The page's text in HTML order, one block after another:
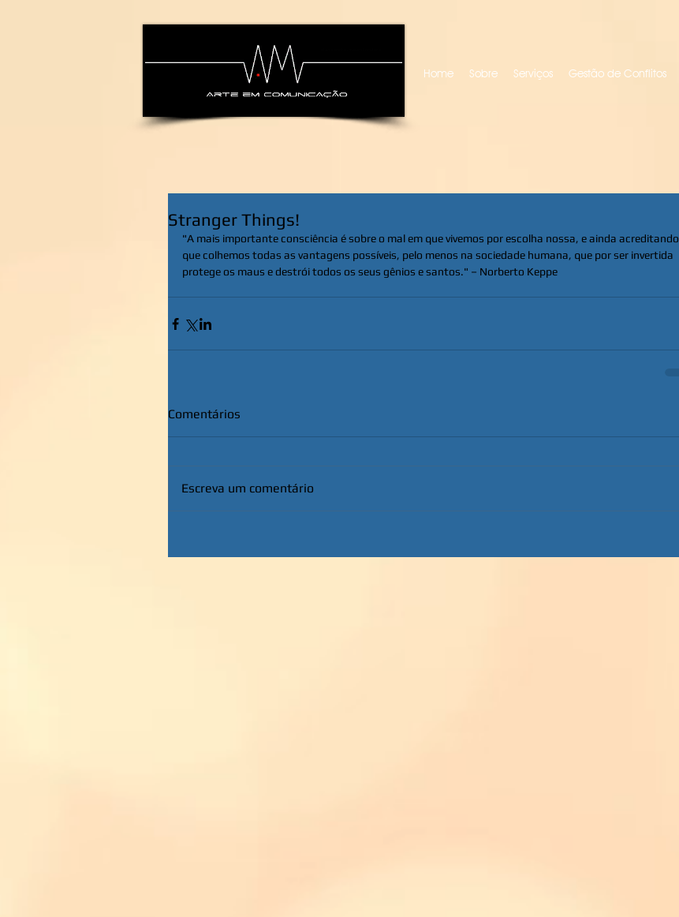
Home Sobre Serviços Gestão de Conflitos
Stranger Things!
"A mais importante consciência é sobre o mal em que vivemos por escolha nossa, e ainda acreditando
que colhemos todas as vantagens possíveis, pelo menos na sociedade humana, que por ser invertida
protege os maus e destrói todos os seus gênios e santos." – Norberto Keppe
Comentários
Escreva um comentário